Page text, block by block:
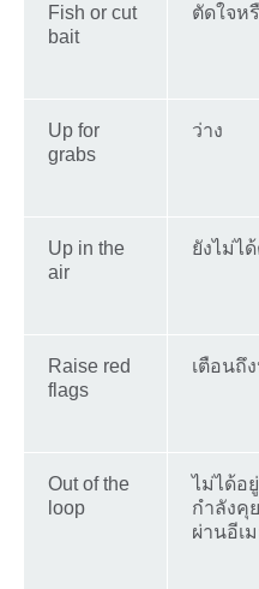
Fish or cut
bait
ตัดใจห
Up for
grabs
ว่าง
Up in the
air
ยังไม่ไ
Raise red
flags
เตือนถึ
Out of the
loop
ไม่ได้อ
กำลังคุ
ผ่านอีเ